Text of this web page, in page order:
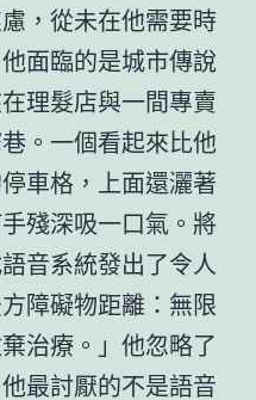
，從未在他需要時
面臨的是城市傳說
理髮店與一間專賣
。一個看起來比他
車格，上面還灑著
殘深吸一口氣。將
音系統發出了令人
障礙物距離：無限
治療。」他忽略了
最討厭的不是語音